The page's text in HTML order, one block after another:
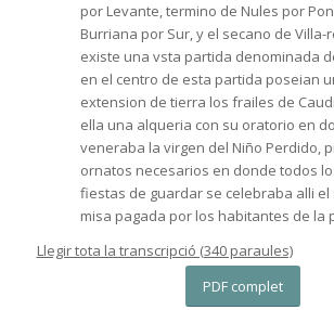
por Levante, termino de Nules por
Burriana por Sur, y el secano de Villa-
existe una vsta partida denominada
en el centro de esta partida poseian
extension de tierra los frailes de
ella una alqueria con su oratorio en
veneraba la virgen del Niño Perdido,
ornatos necesarios en donde todos
fiestas de guardar se celebraba alli el
misa pagada por los habitantes de la
Llegir tota la transcripció (340 paraules)
PDF complet